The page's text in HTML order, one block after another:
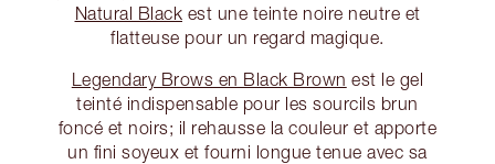
Natural Black est une teinte noire neutre et
flatteuse pour un regard magique.
Legendary Brows en Black Brown est le gel
teinté indispensable pour les sourcils brun
foncé et noirs; il rehausse la couleur et apporte
un fini soyeux et fourni longue tenue avec sa